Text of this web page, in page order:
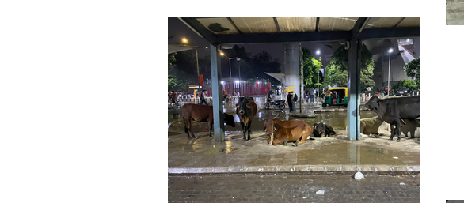
りもしました。 画像で見るより実際に見
た方が綺麗なのは、間違い無いですよ
ね。 のんびり見るフマユン廟もまた一興
でした。チャイでも飲みながら眺め
しました。第二言語として英語を使って
いるので英語が少し伝わったりしまし
た。僕は英語が苦手だから聞きたいこと
を自分の口で聞けなかったことがすごく
残念に思いました。なのでマジである程
度は英語も話せた方が良きです。 インド
で活躍している日本の方にもお会いしま
した。なんといってもめちゃくちゃかっ
こよく見えました。自分たちの意思をち
ゃんとインドの方にも容易に伝えること